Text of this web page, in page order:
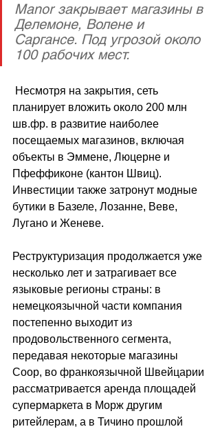
Manor закрывает магазины в
Делемоне, Волене и
Саргансе. Под угрозой около
100 рабочих мест.
планирует вложить около 200 млн
шв.фр. в развитие наиболее
посещаемых магазинов, включая
объекты в Эммене, Люцерне и
Пфеффиконе (кантон Швиц).
Инвестиции также затронут модные
бутики в Базеле, Лозанне, Веве,
Лугано и Женеве.
Реструктуризация продолжается уже
несколько лет и затрагивает все
языковые регионы страны: в
немецкоязычной части компания
постепенно выходит из
продовольственного сегмента,
передавая некоторые магазины
Coop, во франкоязычной Швейцарии
рассматривается аренда площадей
супермаркета в Морж другим
ритейлерам, а в Тичино прошлой